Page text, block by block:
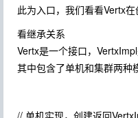
此为入口，我们看看Vertx在
看继承关系
Vertx是一个接口，
其中包含了单机和集群两种
// 单机实现，创建返回